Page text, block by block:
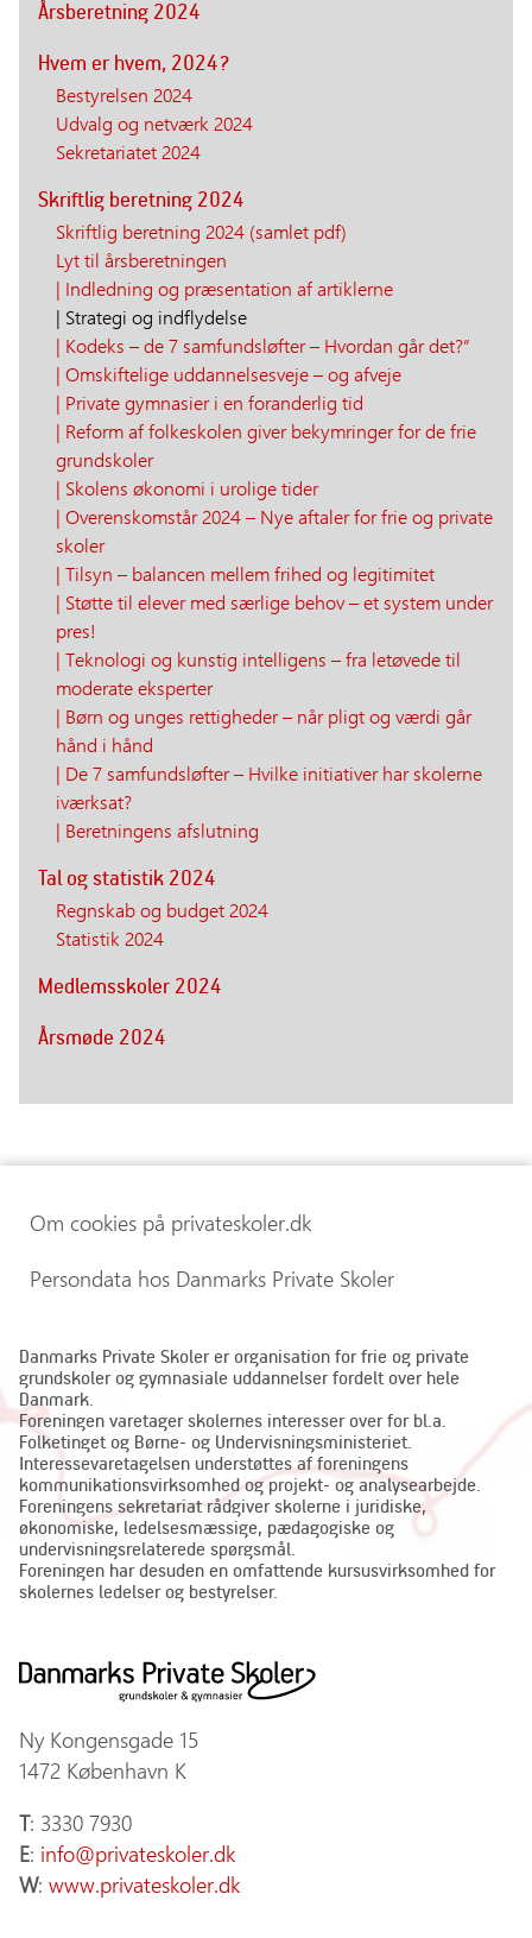
Årsberetning 2024
Hvem er hvem, 2024?
Bestyrelsen 2024
Udvalg og netværk 2024
Sekretariatet 2024
Skriftlig beretning 2024
Skriftlig beretning 2024 (samlet pdf)
Lyt til årsberetningen
| Indledning og præsentation af artiklerne
| Strategi og indflydelse
| Kodeks – de 7 samfundsløfter – Hvordan går det?”
| Omskiftelige uddannelsesveje – og afveje
| Private gymnasier i en foranderlig tid
| Reform af folkeskolen giver bekymringer for de frie
grundskoler
| Skolens økonomi i urolige tider
| Overenskomstår 2024 – Nye aftaler for frie og private
skoler
| Tilsyn – balancen mellem frihed og legitimitet
| Støtte til elever med særlige behov – et system under
pres!
| Teknologi og kunstig intelligens – fra letøvede til
moderate eksperter
| Børn og unges rettigheder – når pligt og værdi går
hånd i hånd
| De 7 samfundsløfter – Hvilke initiativer har skolerne
iværksat?
| Beretningens afslutning
Tal og statistik 2024
Regnskab og budget 2024
Statistik 2024
Medlemsskoler 2024
Årsmøde 2024
Om cookies på privateskoler.dk
Persondata hos Danmarks Private Skoler
Danmarks Private Skoler er organisation for frie og private
grundskoler og gymnasiale uddannelser fordelt over hele
Danmark.
Foreningen varetager skolernes interesser over for bl.a.
Folketinget og Børne- og Undervisningsministeriet.
Interessevaretagelsen understøttes af foreningens
kommunikationsvirksomhed og projekt- og analysearbejde.
Foreningens sekretariat rådgiver skolerne i juridiske,
økonomiske, ledelsesmæssige, pædagogiske og
undervisningsrelaterede spørgsmål.
Foreningen har desuden en omfattende kursusvirksomhed for
skolernes ledelser og bestyrelser.
Ny Kongensgade 15
1472 København K
T: 3330 7930
E: info@privateskoler.dk
W: www.privateskoler.dk